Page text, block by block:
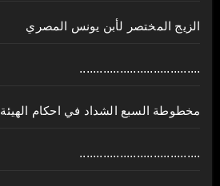
الزيج المختصر لأبن يونس المصري
....................................
مخطوطة السبع الشداد في احكام الهيئة
....................................